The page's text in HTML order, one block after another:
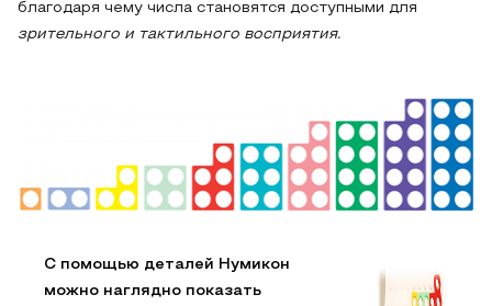
благодаря чему числа становятся доступными для
зрительного и тактильного восприятия.
С помощью деталей Нумикон
можно наглядно показать